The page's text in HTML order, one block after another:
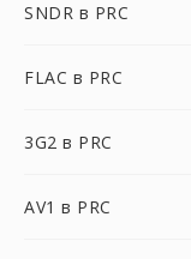
SNDR в PRC
FLAC в PRC
3G2 в PRC
AV1 в PRC